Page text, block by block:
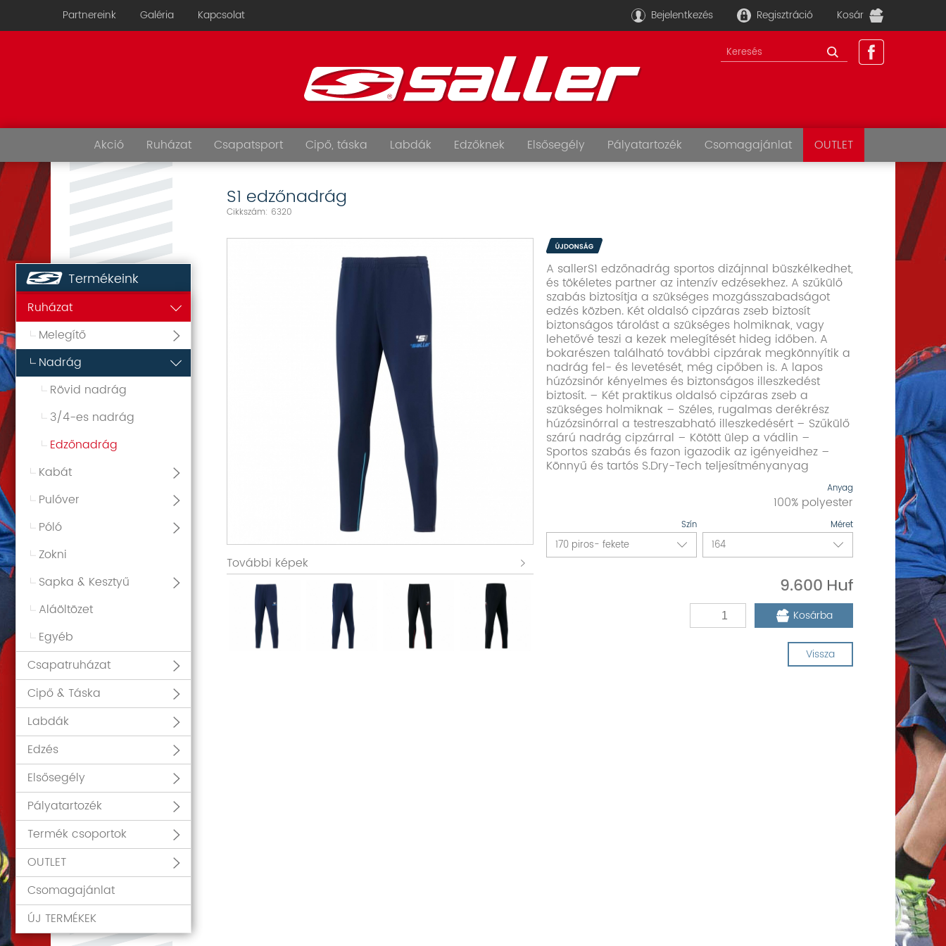
Partnereink Galéria Kapcsolat Bejelentkezés Regisztráció Kosár
Akció Ruházat Csapatsport Cipő, táska Labdák Edzőknek Elsősegély Pályatartozék Csomagajánlat OUTLET
Termékeink
Ruházat
Melegítő
Nadrág
Rövid nadrág
3/4-es nadrág
Edzőnadrág
Kabát
Pulóver
Póló
Zokni
Sapka & Kesztyű
Aláöltözet
Egyéb
Csapatruházat
Cipő & Táska
Labdák
Edzés
Elsősegély
Pályatartozék
Termék csoportok
OUTLET
Csomagajánlat
ÚJ TERMÉKEK
S1 edzőnadrág
Cikkszám: 6320
További képek
A sallerS1 edzőnadrág sportos dizájnnal büszkélkedhet,
és tökéletes partner az intenzív edzésekhez. A szűkülő
szabás biztosítja a szükséges mozgásszabadságot
edzés közben. Két oldalsó cipzáras zseb biztosít
biztonságos tárolást a szükséges holmiknak, vagy
lehetővé teszi a kezek melegítését hideg időben. A
bokarészen található további cipzárak megkönnyítik a
nadrág fel- és levetését, még cipőben is. A lapos
húzózsinór kényelmes és biztonságos illeszkedést
biztosít. – Két praktikus oldalsó cipzáras zseb a
szükséges holmiknak – Széles, rugalmas derékrész
húzózsinórral a testreszabható illeszkedésért – Szűkülő
szárú nadrág cipzárral – Kötött ülep a vádlin –
Sportos szabás és fazon igazodik az igényeidhez –
Könnyű és tartós S.Dry-Tech teljesítményanyag
Szín Méret
Anyag
100% polyester
9.600
Kosárba
Vissza